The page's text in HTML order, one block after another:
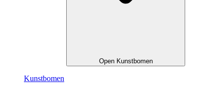
Open Kunstbomen
Kunstbomen